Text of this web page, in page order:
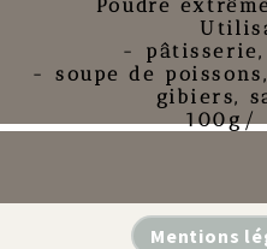
Poudre
- pâtisserie,
- soupe de
gibiers,
100g/
Mentions